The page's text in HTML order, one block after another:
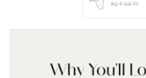
보실 수 있습니다.